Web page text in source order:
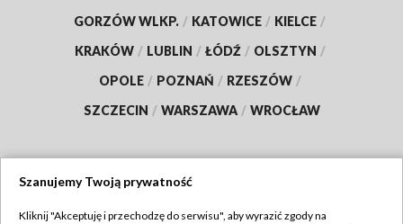
GORZÓW WLKP. / KATOWICE / KIELCE /
KRAKÓW / LUBLIN / ŁÓDŹ / OLSZTYN /
OPOLE / POZNAŃ / RZESZÓW /
SZCZECIN / WARSZAWA / WROCŁAW
Szanujemy Twoją prywatność
Kliknij "Akceptuję i przechodzę do serwisu", aby wyrazić zgody na